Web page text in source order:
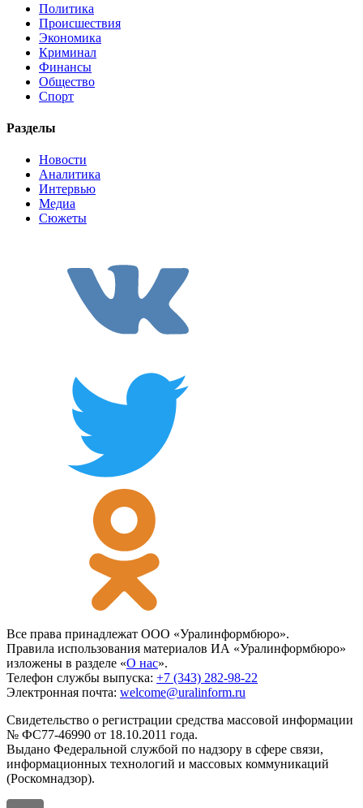
Политика
Происшествия
Экономика
Криминал
Финансы
Общество
Спорт
Разделы
Новости
Аналитика
Интервью
Медиа
Сюжеты
Все права принадлежат ООО «Уралинформбюро».
Правила использования материалов ИА «Уралинформбюро»
изложены в разделе «О нас».
Телефон службы выпуска: +7 (343) 282-98-22
Электронная почта: welcome@uralinform.ru
Свидетельство о регистрации средства массовой информации
№ ФС77-46990 от 18.10.2011 года.
Выдано Федеральной службой по надзору в сфере связи,
информационных технологий и массовых коммуникаций
(Роскомнадзор).